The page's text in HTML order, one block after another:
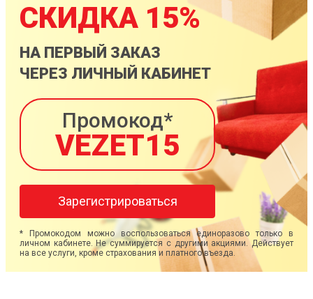
СКИДКА 15%
НА ПЕРВЫЙ ЗАКАЗ
ЧЕРЕЗ ЛИЧНЫЙ КАБИНЕТ
Промокод*
VEZET15
Зарегистрироваться
* Промокодом можно воспользоваться единоразово только в
личном кабинете. Не суммируется с другими акциями. Действует
на все услуги, кроме страхования и платного въезда.